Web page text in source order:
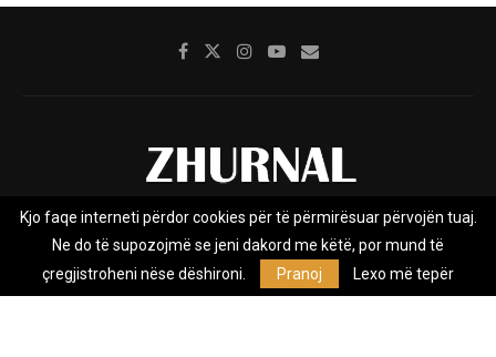
Rreth nesh Impresumi Marketing
Privacy Policy
Zhurnal.mk është Agjenci e Lajmeve e pavarur, e themeluar në vitin
Kjo faqe interneti përdor cookies për të përmirësuar përvojën tuaj.
Ne do të supozojmë se jeni dakord me këtë, por mund të
çregjistroheni nëse dëshironi.
Pranoj Lexo më tepër